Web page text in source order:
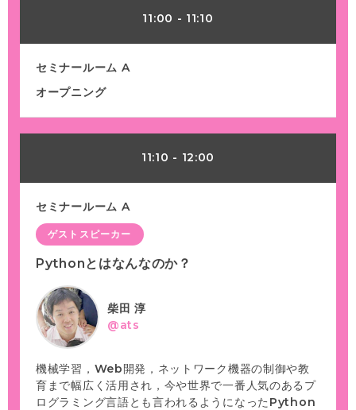
11:00 - 11:10
セミナールーム A
オープニング
11:10 - 12:00
セミナールーム A
ゲストスピーカー
Pythonとはなんなのか？
柴田 淳
@ats
機械学習，Web開発，ネットワーク機器の制御や教
育まで幅広く活用され，今や世界で一番人気のあるプ
ログラミング言語とも言われるようになったPython